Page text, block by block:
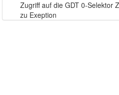
Zugriff auf die GDT 0-Selektor
zu Exeption